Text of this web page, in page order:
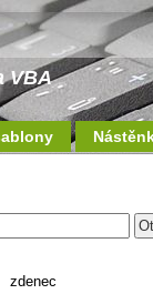
VBA
zdenec